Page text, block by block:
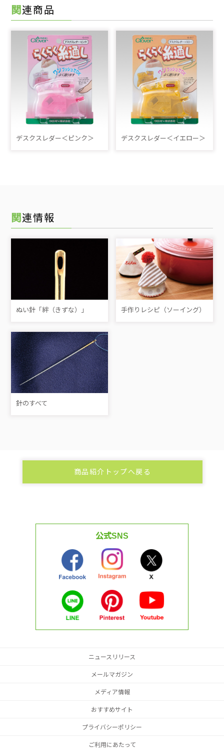
関連商品
デスクスレダー＜ピンク＞ デスクスレダー＜イエロー＞
関連情報
ぬい針「絆（きずな）」 手作りレシピ（ソーイング）
針のすべて
商品紹介トップへ戻る
公式SNS
ニュースリリース
メールマガジン
メディア情報
おすすめサイト
プライバシーポリシー
ご利用にあたって